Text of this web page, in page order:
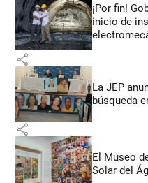
¡Por fin!
inicio de
share
La JEP
búsqueda
share
El Museo
Solar del